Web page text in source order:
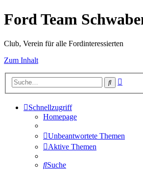
Ford Team
Club, Verein für alle Fordinteressierten
Zum Inhalt
Suche
Schnellzugriff
Homepage
Unbeantwortete Themen
Aktive Themen
Suche